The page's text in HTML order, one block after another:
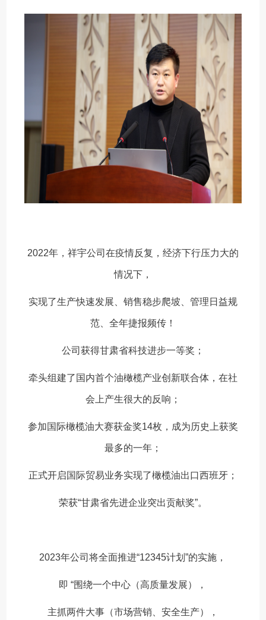
2022年，祥宇公司在疫情反复，经济下行压力大的
情况下，
实现了生产快速发展、销售稳步爬坡、管理日益规
范、全年捷报频传！
公司获得甘肃省科技进步一等奖；
牵头组建了国内首个油橄榄产业创新联合体，在社
会上产生很大的反响；
参加国际橄榄油大赛获金奖14枚，成为历史上获奖
最多的一年；
正式开启国际贸易业务实现了橄榄油出口西班牙；
荣获“甘肃省先进企业突出贡献奖”。
2023年公司将全面推进“12345计划”的实施，
即 “围绕一个中心（高质量发展），
主抓两件大事（市场营销、安全生产），